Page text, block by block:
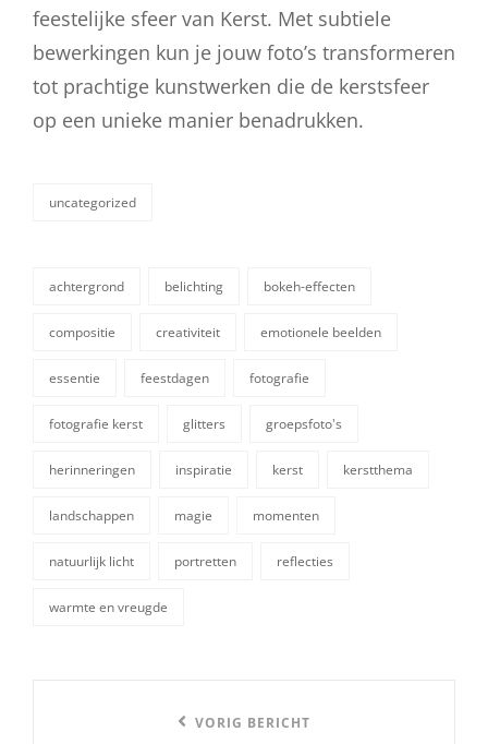
feestelijke sfeer van Kerst. Met subtiele
bewerkingen kun je jouw foto’s transformeren
tot prachtige kunstwerken die de kerstsfeer
op een unieke manier benadrukken.
categorieën
uncategorized
achtergrond belichting bokeh-effecten
compositie creativiteit emotionele beelden
essentie feestdagen fotografie
fotografie kerst glitters groepsfoto's
herinneringen inspiratie kerst kerstthema
landschappen magie momenten
natuurlijk licht portretten reflecties
warmte en vreugde
VORIG BERICHT